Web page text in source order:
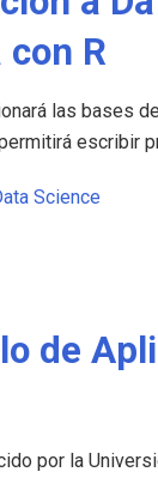
R
las bases
escribir
Science
de
por la